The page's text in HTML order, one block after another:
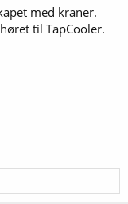
med kraner.
til TapCooler.